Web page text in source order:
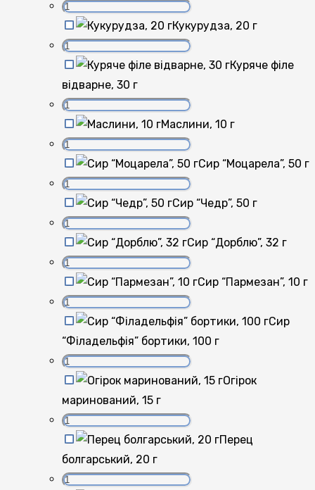
Кукурудза, 20 г
Куряче філе
відварне, 30 г
Маслини, 10 г
Сир “Моцарела”, 50 г
Сир “Чедр”, 50 г
Сир “Дорблю”, 32 г
Сир “Пармезан”, 10 г
Сир
“Філадельфія” бортики, 100 г
Огірок
маринований, 15 г
Перец
болгарський, 20 г